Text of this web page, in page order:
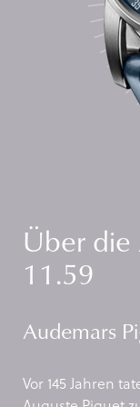
Über die
11.59
Audemars
Vor 145 Jahren